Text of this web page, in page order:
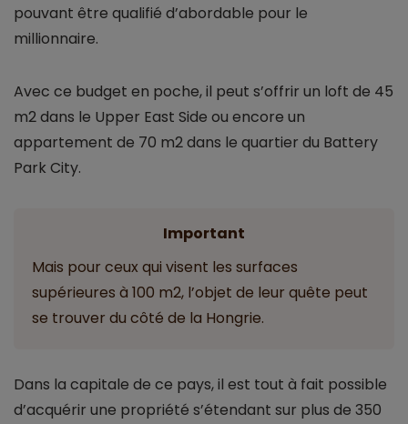
pouvant être qualifié d’abordable pour le
millionnaire.
Avec ce budget en poche, il peut s’offrir un loft de 45
m2 dans le Upper East Side ou encore un
appartement de 70 m2 dans le quartier du Battery
Park City.
Important
Mais pour ceux qui visent les surfaces
supérieures à 100 m2, l’objet de leur quête peut
se trouver du côté de la Hongrie.
Dans la capitale de ce pays, il est tout à fait possible
d’acquérir une propriété s’étendant sur plus de 350